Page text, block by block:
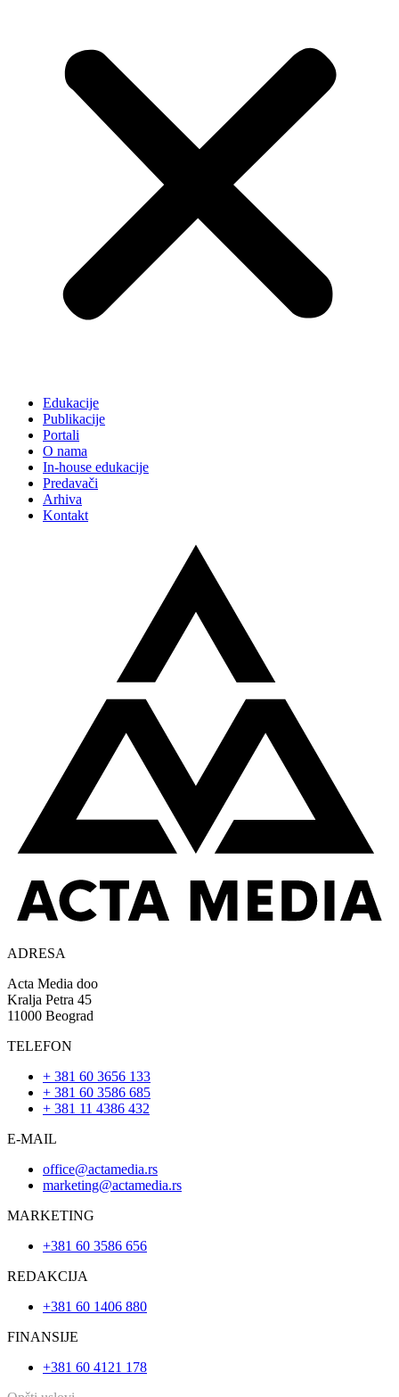
Edukacije
Publikacije
Portali
O nama
In-house edukacije
Predavači
Arhiva
Kontakt
ADRESA
Acta Media doo
Kralja Petra 45
11000 Beograd
TELEFON
+ 381 60 3656 133
+ 381 60 3586 685
+ 381 11 4386 432
E-MAIL
office@actamedia.rs
marketing@actamedia.rs
MARKETING
+381 60 3586 656
REDAKCIJA
+381 60 1406 880
FINANSIJE
+381 60 4121 178